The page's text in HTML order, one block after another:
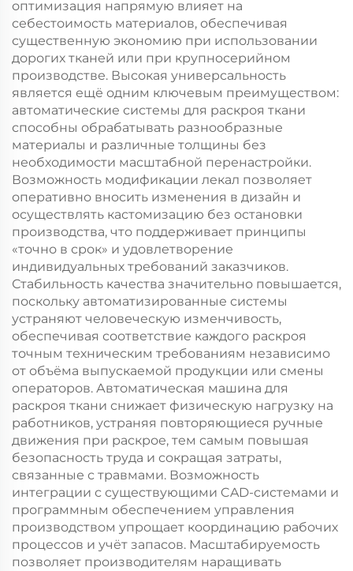
оптимизация напрямую влияет на
себестоимость материалов, обеспечивая
существенную экономию при использовании
дорогих тканей или при крупносерийном
производстве. Высокая универсальность
является ещё одним ключевым преимуществом:
автоматические системы для раскроя ткани
способны обрабатывать разнообразные
материалы и различные толщины без
необходимости масштабной перенастройки.
Возможность модификации лекал позволяет
оперативно вносить изменения в дизайн и
осуществлять кастомизацию без остановки
производства, что поддерживает принципы
«точно в срок» и удовлетворение
индивидуальных требований заказчиков.
Стабильность качества значительно повышается,
поскольку автоматизированные системы
устраняют человеческую изменчивость,
обеспечивая соответствие каждого раскроя
точным техническим требованиям независимо
от объёма выпускаемой продукции или смены
операторов. Автоматическая машина для
раскроя ткани снижает физическую нагрузку на
работников, устраняя повторяющиеся ручные
движения при раскрое, тем самым повышая
безопасность труда и сокращая затраты,
связанные с травмами. Возможность
интеграции с существующими CAD-системами и
программным обеспечением управления
производством упрощает координацию рабочих
процессов и учёт запасов. Масштабируемость
позволяет производителям наращивать